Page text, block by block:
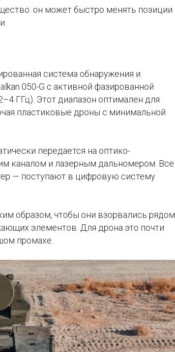
он может быстро менять позиции
система обнаружения и
050-G с активной фазированной
ГГц). Этот диапазон оптимален для
пластиковые дроны с минимальной
передается на оптико-
каналом и лазерным дальномером. Все
— поступают в цифровую систему
образом, чтобы они взорвались рядом
элементов. Для дрона это почти
промахе.